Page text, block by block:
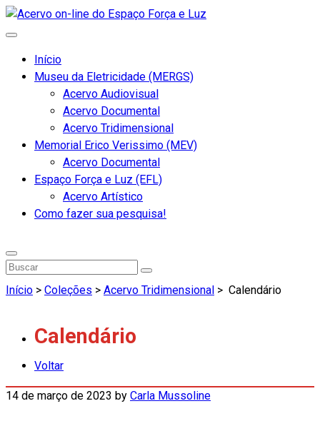
Início
Museu da Eletricidade (MERGS)
Acervo Audiovisual
Acervo Documental
Acervo Tridimensional
Memorial Erico Verissimo (MEV)
Acervo Documental
Espaço Força e Luz (EFL)
Acervo Artístico
Como fazer sua pesquisa!
Início > Coleções > Acervo Tridimensional > Calendário
Calendário
Voltar
14 de março de 2023 by Carla Mussoline